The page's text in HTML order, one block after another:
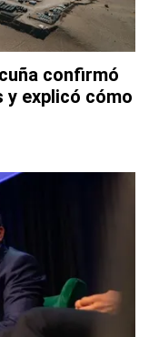
confirmó
y explicó cómo